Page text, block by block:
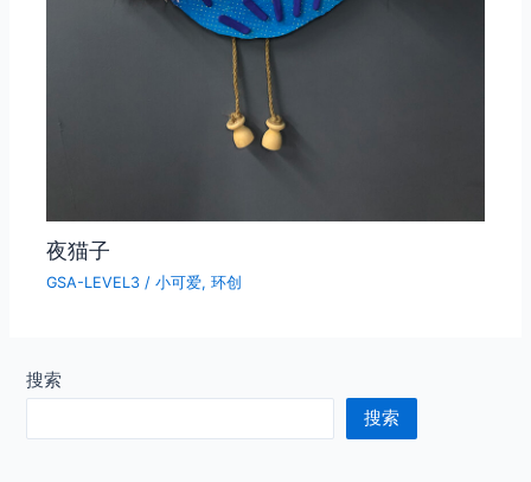
夜猫子
GSA-LEVEL3 /小可爱,环创
搜索
搜索